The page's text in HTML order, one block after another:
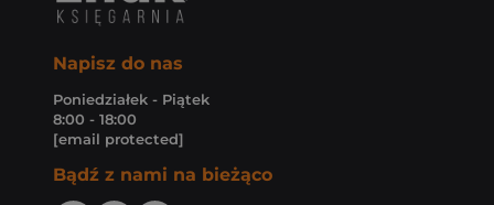
Napisz do nas
Poniedziałek - Piątek
8:00 - 18:00
[email protected]
Bądź z nami na bieżąco